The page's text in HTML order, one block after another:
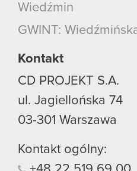
Wiedźmin
GWINT:
Kontakt
CD PROJEKT S.A.
ul. Jagiellońska 74
03-301 Warszawa
Kontakt ogólny: